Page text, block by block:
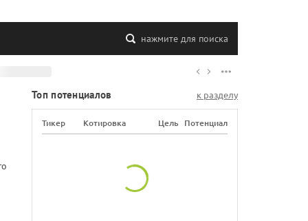
нажмите для поиска
Топ потенциалов к разделу
Тикер Котировка Цель Потенциал